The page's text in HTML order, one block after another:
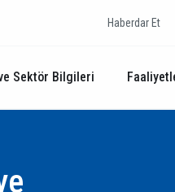
Haberdar Et
Sektör Bilgileri